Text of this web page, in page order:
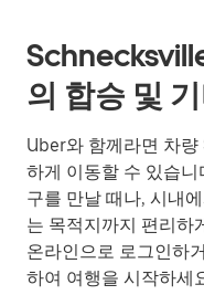
의 합승 및
Uber와 함께라면 차
하게 이동할 수 있습
구를 만날 때나, 시내
는 목적지까지 편리하
온라인으로 로그인하
하여 여행을 시작하세